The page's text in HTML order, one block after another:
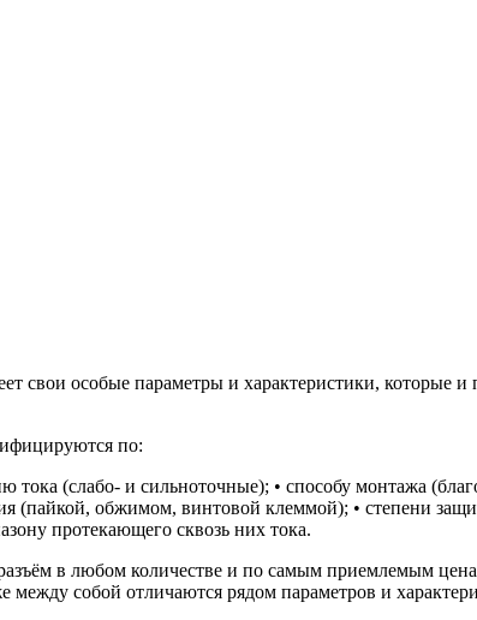
особые параметры и характеристики, которые и
по:
(слабо- и сильноточные); • способу монтажа
(пайкой, обжимом, винтовой клеммой); • степени
протекающего сквозь них тока.
в любом количестве и по самым приемлемым
собой отличаются рядом параметров и